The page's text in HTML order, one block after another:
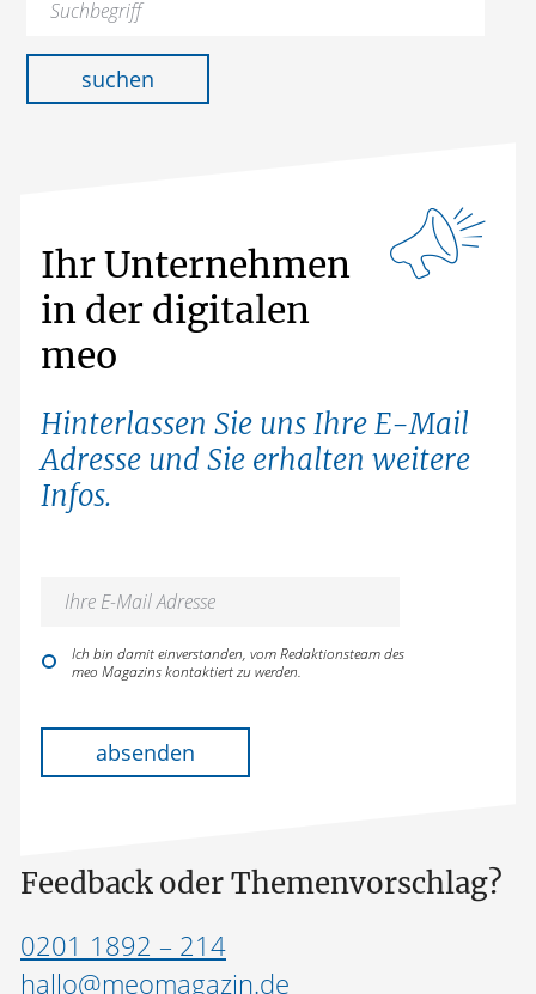
suchen
Ihr Unternehmen
in der digitalen
meo
Hinterlassen Sie uns Ihre E-Mail
Adresse und Sie erhalten weitere
Infos.
Ich bin damit einverstanden, vom Redaktionsteam des
meo Magazins kontaktiert zu werden.
absenden
Feedback oder Themenvorschlag?
0201 1892 – 214
hallo@meomagazin.de